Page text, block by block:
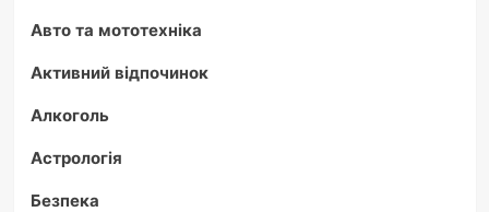
Авто та мототехніка
Активний відпочинок
Алкоголь
Астрологія
Безпека